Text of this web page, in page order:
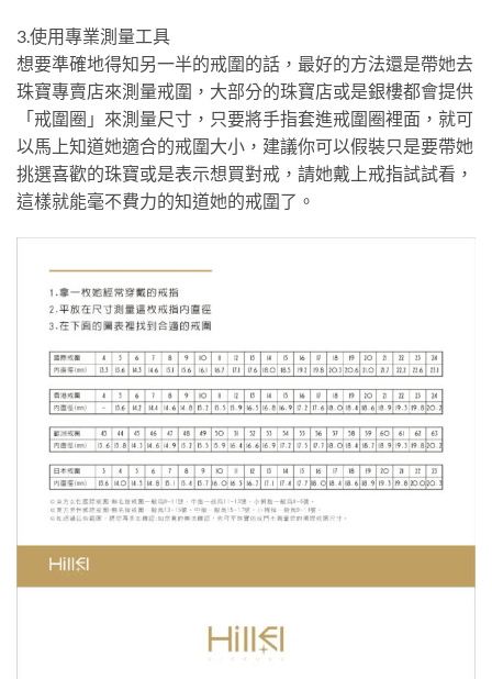
3.使用專業測量工具
想要準確地得知另一半的戒圍的話，最好的方法還是帶她去
珠寶專賣店來測量戒圍，大部分的珠寶店或是銀樓都會提供
「戒圍圈」來測量尺寸，只要將手指套進戒圍圈裡面，就可
以馬上知道她適合的戒圍大小，建議你可以假裝只是要帶她
挑選喜歡的珠寶或是表示想買對戒，請她戴上戒指試試看，
這樣就能毫不費力的知道她的戒圍了。